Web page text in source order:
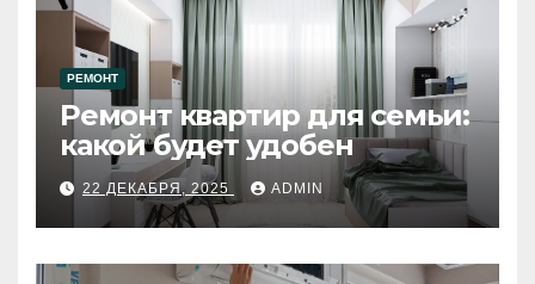
РЕМОНТ
Ремонт квартир для семьи:
какой будет удобен
22 ДЕКАБРЯ, 2025 ADMIN